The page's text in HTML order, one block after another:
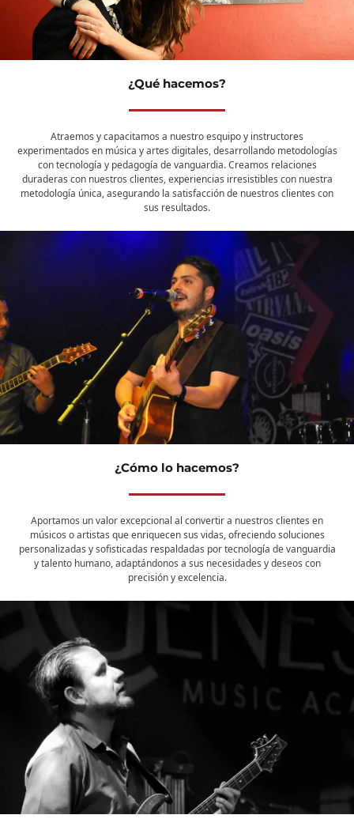
¿Qué hacemos?
Atraemos y capacitamos a nuestro esquipo y instructores
experimentados en música y artes digitales, desarrollando metodologías
con tecnología y pedagogía de vanguardia. Creamos relaciones
duraderas con nuestros clientes, experiencias irresistibles con nuestra
metodología única, asegurando la satisfacción de nuestros clientes con
sus resultados.
¿Cómo lo hacemos?
Aportamos un valor excepcional al convertir a nuestros clientes en
músicos o artistas que enriquecen sus vidas, ofreciendo soluciones
personalizadas y sofisticadas respaldadas por tecnología de vanguardia
y talento humano, adaptándonos a sus necesidades y deseos con
precisión y excelencia.